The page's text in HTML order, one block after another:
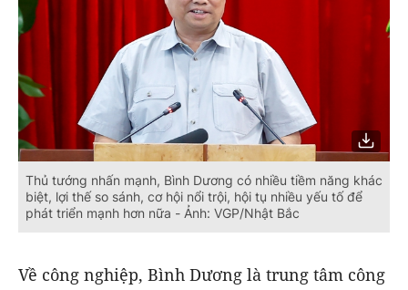
Thủ tướng nhấn mạnh, Bình Dương có nhiều tiềm năng khác
biệt, lợi thế so sánh, cơ hội nổi trội, hội tụ nhiều yếu tố để
phát triển mạnh hơn nữa - Ảnh: VGP/Nhật Bắc
Về công nghiệp, Bình Dương là trung tâm công